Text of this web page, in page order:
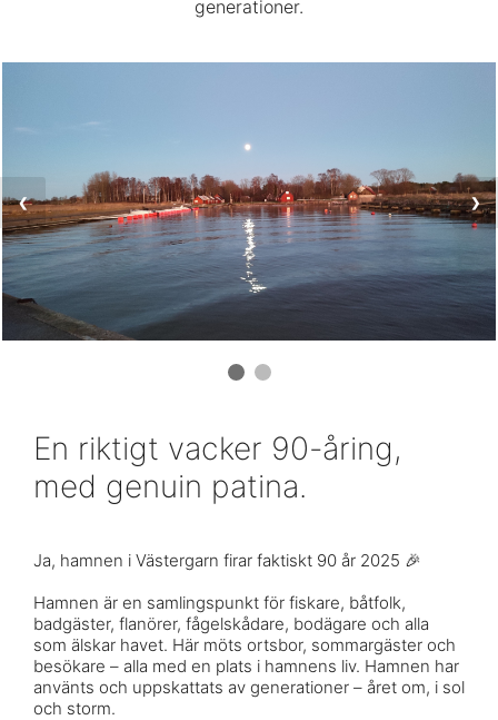
generationer.
❮ ❯
En riktigt vacker 90-åring,
med genuin patina.
Ja, hamnen i Västergarn firar faktiskt 90 år 2025 🎉
Hamnen är en samlingspunkt för fiskare, båtfolk,
badgäster, flanörer, fågelskådare, bodägare och alla
som älskar havet. Här möts ortsbor, sommargäster och
besökare – alla med en plats i hamnens liv. Hamnen har
använts och uppskattats av generationer – året om, i sol
och storm.